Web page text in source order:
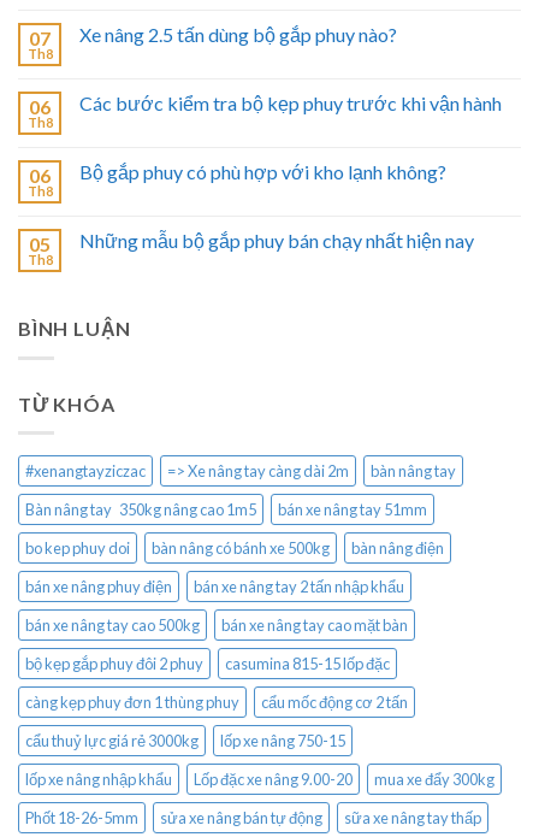
07
Th8
Xe nâng 2.5 tấn dùng bộ gắp phuy nào?
06
Th8
Các bước kiểm tra bộ kẹp phuy trước khi vận hành
06
Th8
Bộ gắp phuy có phù hợp với kho lạnh không?
05
Th8
Những mẫu bộ gắp phuy bán chạy nhất hiện nay
BÌNH LUẬN
TỪ KHÓA
#xenangtayziczac => Xe nâng tay càng dài 2m
bàn nâng tay
Bàn nâng tay 350kg nâng cao 1m5
bán xe nâng tay 51mm
bo kep phuy doi
bàn nâng có bánh xe 500kg
bàn nâng điện
bán xe nâng phuy điện
bán xe nâng tay 2 tấn nhập khẩu
bán xe nâng tay cao 500kg
bán xe nâng tay cao mặt bàn
bộ kẹp gắp phuy đôi 2 phuy
casumina 815-15 lốp đặc
càng kẹp phuy đơn 1 thùng phuy
cẩu mốc động cơ 2 tấn
cẩu thuỷ lực giá rẻ 3000kg
lốp xe nâng 750-15
lốp xe nâng nhập khẩu
Lốp đặc xe nâng 9.00-20
mua xe đẩy 300kg
Phốt 18-26-5mm
sửa xe nâng bán tự động
sữa xe nâng tay thấp